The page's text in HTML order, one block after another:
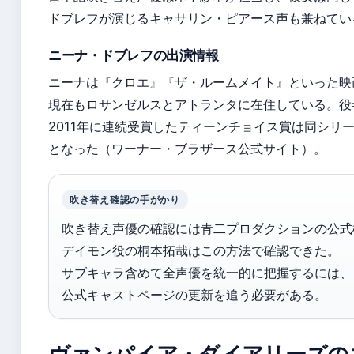
ドブレフが演じるキャサリン・ピアース声も兼ねて
ニーナ・ドブレフの出演情報
ニーナは『クロエ』『ザ・ルームメイト』といった
現在もロサンゼルスとアトランタに在住している。
2011年に連続受賞したティーンチョイス賞は同シリ
となった（ワーナー・ブラザース公式サイト）。
吹き替え確認の手がかり
吹き替え声優の確認には青二プロダクションの公
デイモン役の桐本拓哉はこの方法で確認できた。
サブキャラ含めて全声優を統一的に把握するには、
公式キャストページの更新を追う必要がある。